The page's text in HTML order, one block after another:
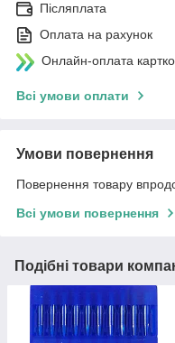
Післяплата
Оплата на рахунок
Онлайн-оплата
Всі умови оплати
Умови повернення
Повернення товару
Всі умови повернення
Подібні товари